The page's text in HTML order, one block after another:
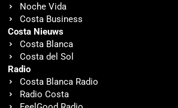
Noche Vida
Costa Business
Costa Nieuws
Costa Blanca
Costa del Sol
Radio
Costa Blanca Radio
Radio Costa